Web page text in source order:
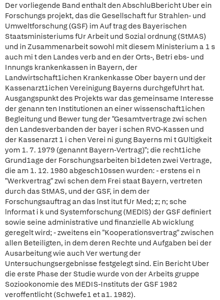
Der vorliegende Band enthalt den AbschluBbericht Uber ein
Forschungs projekt, das die Gesellschaft fur Strahlen- und
Umweltforschung (GSF) im Auf trag des Bayerischen
Staatsministeriums fUr Arbeit und Sozial ordnung (StMAS)
und in Zusammenarbeit sowohl mit diesem Ministerium a 1 s
auch mi t den Landes verb and en der Orts-, Betri ebs- und
Innungs krankenkassen in Bayern, der
Landwirtschaft1ichen Krankenkasse Ober bayern und der
Kassenarzt1ichen Vereinigung Bayerns durchgefUhrt hat.
Ausgangspunkt des Projekts war das gemeinsame Interesse
der genann ten Institutionen an einer wissenschaft1ichen
Begleitung und Bewer tung der "Gesamtvertrage zwi schen
den Landesverbanden der bayer i schen RVO-Kassen und
der Kassenarzt 1 i chen Verei ni gung Bayerns mi t GUltigkeit
yom 1. 7. 1979 (genannt Bayern-Vertrag)"; die recht1iche
Grund1age der Forschungsarbeiten bi1deten zwei Vertrage,
die am 1. 12. 1980 abgesch10ssen wurden: - erstens ei n
"Werkvertrag" zwi schen dem Frei staat Bayern, vertreten
durch das StMAS, und der GSF, in dem der
Forschungsauftrag an das lnst itut fUr Med; z; n; sche
lnformat i k und Systemforschung (MEDlS) der GSF definiert
sowie seine administrative und finanzielle Ab wicklung
geregelt wird; - zweitens ein "Kooperationsvertrag" zwischen
allen Beteiligten, in dem deren Rechte und Aufgaben bei der
Ausarbeitung wie auch Ver wertung der
Untersuchungsergebnisse festgelegt sind. Ein Bericht Uber
die erste Phase der Studie wurde von der Arbeits gruppe
Soziookonomie des MEDIS-Instituts der GSF 1982
veroffentlicht (Schwefe1 et a1. 1982).